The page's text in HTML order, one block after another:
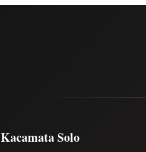
Kacamata Solo